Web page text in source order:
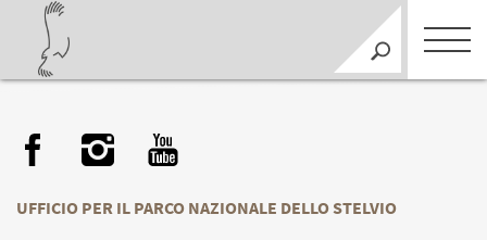
UFFICIO PER IL PARCO NAZIONALE DELLO STELVIO